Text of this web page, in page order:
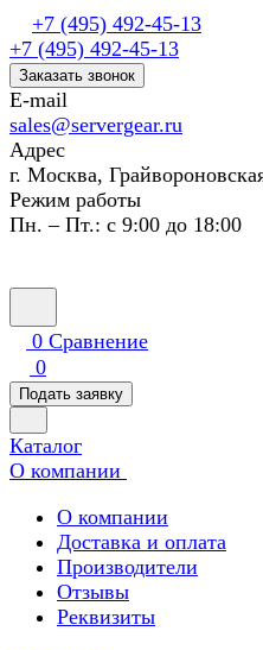
+7 (495) 492-45-13
+7 (495) 492-45-13
Заказать звонок
E-mail
sales@servergear.ru
Адрес
г. Москва,
Режим работы
Пн. – Пт.: с 9:00 до 18:00
0 Сравнение
0
Подать заявку
Каталог
О компании
О компании
Доставка и оплата
Производители
Отзывы
Реквизиты